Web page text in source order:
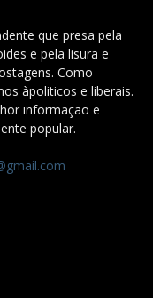
que presa pela
e pela lisura e
Como
àpoliticos e liberais.
informação e
popular.